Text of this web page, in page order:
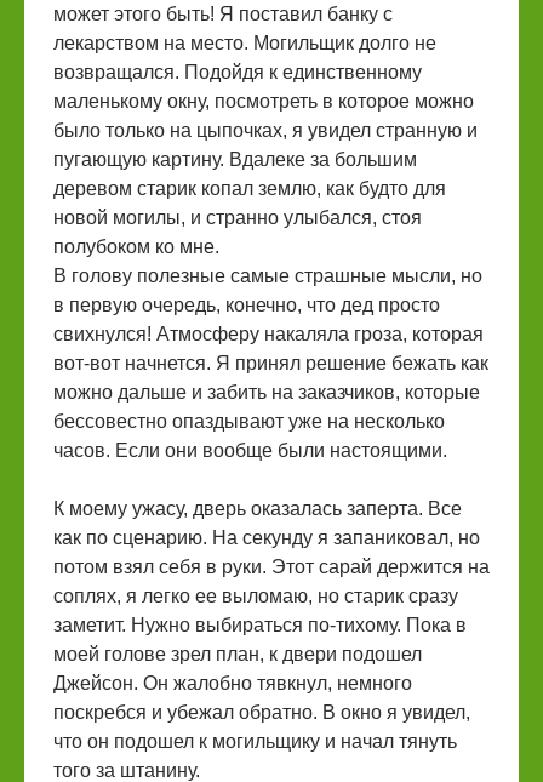
может этого быть! Я поставил банку с
лекарством на место. Могильщик долго не
возвращался. Подойдя к единственному
маленькому окну, посмотреть в которое можно
было только на цыпочках, я увидел странную и
пугающую картину. Вдалеке за большим
деревом старик копал землю, как будто для
новой могилы, и странно улыбался, стоя
полубоком ко мне.
В голову полезные самые страшные мысли, но
в первую очередь, конечно, что дед просто
свихнулся! Атмосферу накаляла гроза, которая
вот-вот начнется. Я принял решение бежать как
можно дальше и забить на заказчиков, которые
бессовестно опаздывают уже на несколько
часов. Если они вообще были настоящими.
К моему ужасу, дверь оказалась заперта. Все
как по сценарию. На секунду я запаниковал, но
потом взял себя в руки. Этот сарай держится на
соплях, я легко ее выломаю, но старик сразу
заметит. Нужно выбираться по-тихому. Пока в
моей голове зрел план, к двери подошел
Джейсон. Он жалобно тявкнул, немного
поскребся и убежал обратно. В окно я увидел,
что он подошел к могильщику и начал тянуть
того за штанину.